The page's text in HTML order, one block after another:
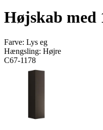
Højskab med
Farve: Lys eg
Hængsling: Højre
C67-1178